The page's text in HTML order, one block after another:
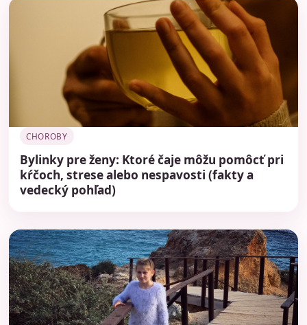
CHOROBY
Bylinky pre ženy: Ktoré čaje môžu pomôcť pri
kŕčoch, strese alebo nespavosti (fakty a
vedecký pohľad)